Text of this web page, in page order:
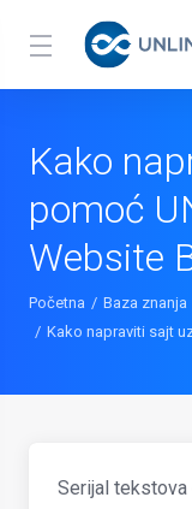
Kako
pomoć
Website
Početna Baza znanja
Kako napraviti sajt
Serijal tekstova